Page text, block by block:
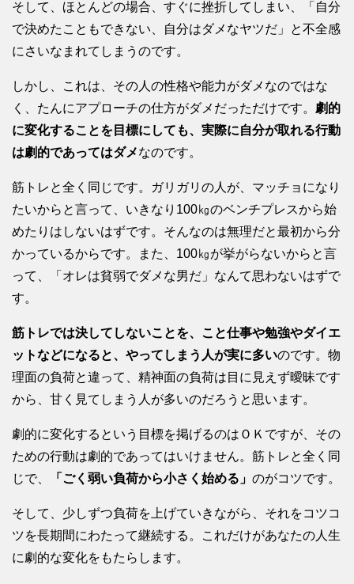
そして、ほとんどの場合、すぐに挫折してしまい、「自分
で決めたこともできない、自分はダメなヤツだ」と不全感
にさいなまれてしまうのです。
しかし、これは、その人の性格や能力がダメなのではな
く、たんにアプローチの仕方がダメだっただけです。 劇的
に変化することを目標にしても、実際に自分が取れる行動
は劇的であってはダメなのです。
筋トレと全く同じです。ガリガリの人が、マッチョになり
たいからと言って、いきなり100㎏のベンチプレスから始
めたりはしないはずです。そんなのは無理だと最初から分
かっているからです。また、100㎏が挙がらないからと言
って、「オレは貧弱でダメな男だ」なんて思わないはずで
す。
筋トレでは決してしないことを、こと仕事や勉強やダイエ
ットなどになると、やってしまう人が実に多いのです。物
理面の負荷と違って、精神面の負荷は目に見えず曖昧です
から、甘く見てしまう人が多いのだろうと思います。
劇的に変化するという目標を掲げるのはＯＫですが、その
ための行動は劇的であってはいけません。筋トレと全く同
じで、
「ごく弱い負荷から小さく始める」 のがコツです。
そして、少しずつ負荷を上げていきながら、それをコツコ
ツを長期間にわたって継続する。これだけがあなたの人生
に劇的な変化をもたらします。